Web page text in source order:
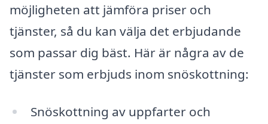
möjligheten att jämföra priser och
tjänster, så du kan välja det erbjudande
som passar dig bäst. Här är några av de
tjänster som erbjuds inom snöskottning:
Snöskottning av uppfarter och